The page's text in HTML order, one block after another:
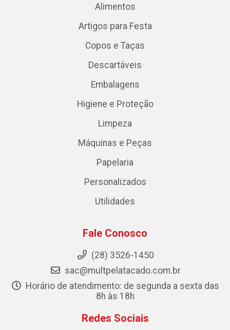
Alimentos
Artigos para Festa
Copos e Taças
Descartáveis
Embalagens
Higiene e Proteção
Limpeza
Máquinas e Peças
Papelaria
Personalizados
Utilidades
Fale Conosco
(28) 3526-1450
sac@multpelatacado.com.br
Horário de atendimento: de segunda a sexta das
8h às 18h
Redes Sociais